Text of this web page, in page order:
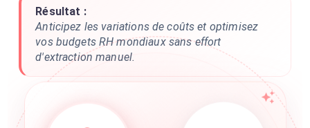
Résultat :
Anticipez les variations de coûts et optimisez
vos budgets RH mondiaux sans effort
d'extraction manuel.